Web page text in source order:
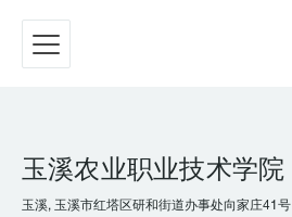
玉溪农业职业技术学院
玉溪, 玉溪市红塔区研和街道办事处向家庄41号